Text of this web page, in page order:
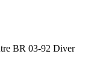
BR 03-92 Diver